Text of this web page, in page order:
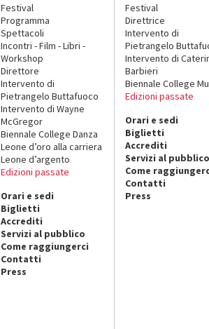
Festival
Programma
Spettacoli
Incontri - Film - Libri -
Workshop
Direttore
Intervento di
Pietrangelo Buttafuoco
Intervento di Wayne
McGregor
Biennale College Danza
Leone d’oro alla carriera
Leone d’argento
Edizioni passate
Orari e sedi
Biglietti
Accrediti
Servizi al pubblico
Come raggiungerci
Contatti
Press
Festival
Direttrice
Intervento di
Pietrangelo
Intervento di
Barbieri
Biennale College
Edizioni passate
Orari e sedi
Biglietti
Accrediti
Servizi al pubblico
Come
Contatti
Press